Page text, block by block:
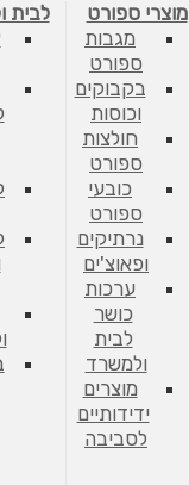
מוצרי ספורט
מגבות
ספורט
בקבוקים
וכוסות
חולצות
ספורט
כובעי
ספורט
נרתיקים
ופאוצ'ים
ערכות
כושר
לבית
ולמשרד
מוצרים
ידידותיים
לסביבה
לבית